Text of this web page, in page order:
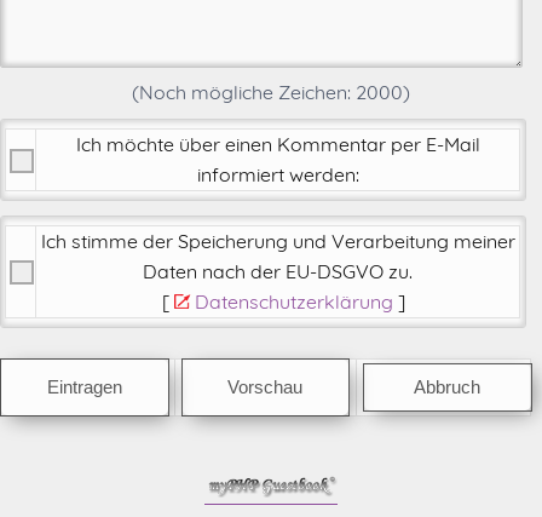
(Noch mögliche Zeichen: 2000)
Ich möchte über einen Kommentar per E-Mail
informiert werden:
Ich stimme der Speicherung und Verarbeitung meiner
Daten nach der EU-DSGVO zu.
[
Datenschutzerklärung ]
Abbruch